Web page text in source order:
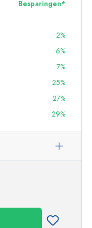
Besparingen*
2%
6%
7%
25%
27%
29%